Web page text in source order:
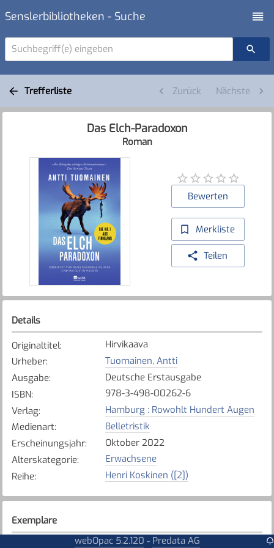
Senslerbibliotheken - Suche
Suchbegriff(e) eingeben
Trefferliste Zurück Nächste
Das Elch-Paradoxon
Roman
Bewerten
Merkliste
Teilen
Details
Originaltitel:
Hirvikaava
Urheber:
Tuomainen, Antti
Ausgabe:
Deutsche Erstausgabe
ISBN:
978-3-498-00262-6
Verlag:
Hamburg : Rowohlt Hundert Augen
Medienart:
Belletristik
Erscheinungsjahr:
Oktober 2022
Alterskategorie:
Erwachsene
Reihe: Henri Koskinen ([2])
Exemplare
webOpac 5.2.120 - Predata AG